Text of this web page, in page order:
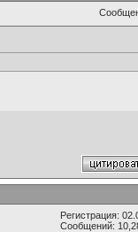
Регистрация:
Сообщений: